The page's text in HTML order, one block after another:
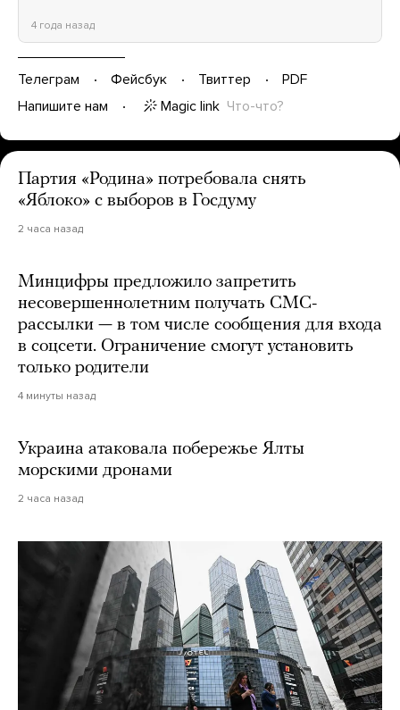
4 года назад
Телеграм Фейсбук Твиттер
PDF
Напишите нам
Magic link Что-что?
Партия «Родина» потребовала снять
«Яблоко» с выборов в Госдуму
2 часа назад
Минцифры предложило запретить
несовершеннолетним получать СМС-
рассылки — в том числе сообщения для входа
в соцсети. Ограничение смогут установить
только родители
4 минуты назад
Украина атаковала побережье Ялты
морскими дронами
2 часа назад